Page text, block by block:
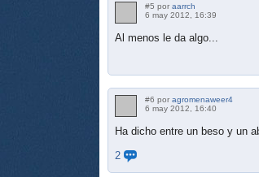
#5 por aarrch
6 may 2012, 16:39
Al menos le da algo...
#6 por agromenaweer4
6 may 2012, 16:40
Ha dicho entre un beso y un
2